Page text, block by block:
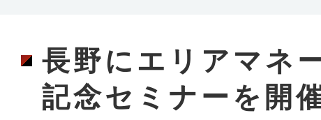
長野にエリアマネ
記念セミナーを開